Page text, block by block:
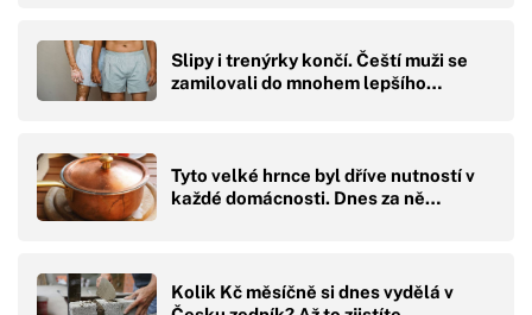
Slipy i trenýrky končí. Čeští muži se
zamilovali do mnohem lepšího…
Tyto velké hrnce byl dříve nutností v
každé domácnosti. Dnes za ně…
Kolik Kč měsíčně si dnes vydělá v